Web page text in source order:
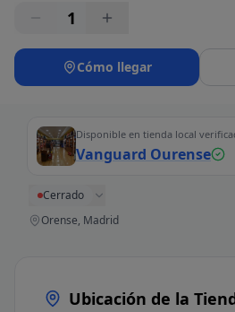
1
Cómo llegar
Disponible en tienda local
Vanguard Ourense
Cerrado
Orense, Madrid
Ubicación de la